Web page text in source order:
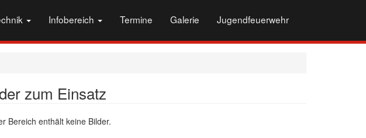
Infobereich Termine Galerie Jugendfeuerwehr
zum Einsatz
Bereich enthält keine Bilder.